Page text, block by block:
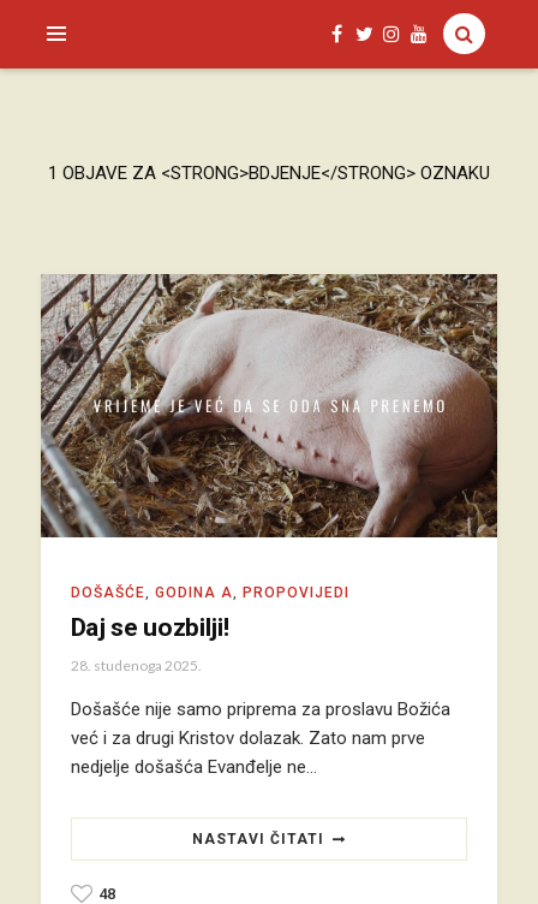
SAGUD.XYZ
1 OBJAVE ZA <STRONG>BDJENJE</STRONG> OZNAKU
DOŠAŠĆE GODINA A PROPOVIJEDI
Daj se uozbilji!
28. studenoga 2025.
Došašće nije samo priprema za proslavu Božića
već i za drugi Kristov dolazak. Zato nam prve
nedjelje došašća Evanđelje ne…
NASTAVI ČITATI
48